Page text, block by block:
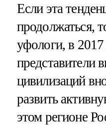
Если эта
продолжаться,
уфологи, в 2017
представители
цивилизаций
развить
этом регионе